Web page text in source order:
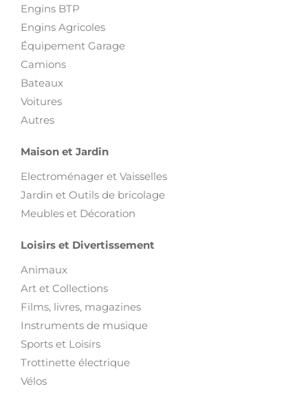
Engins BTP
Engins Agricoles
Équipement Garage
Camions
Bateaux
Voitures
Autres
Maison et Jardin
Electroménager et Vaisselles
Jardin et Outils de bricolage
Meubles et Décoration
Loisirs et Divertissement
Animaux
Art et Collections
Films, livres, magazines
Instruments de musique
Sports et Loisirs
Trottinette électrique
Vélos